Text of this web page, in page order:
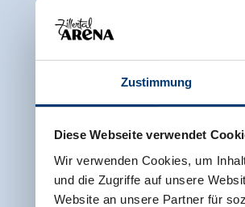
Zustimmung
Diese Webseite verwendet
Wir verwenden Cookies, um
und die Zugriffe auf unsere
Website an unsere Partner für